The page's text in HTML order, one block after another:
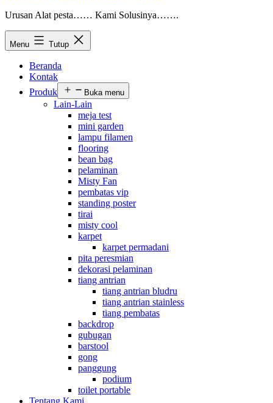
Urusan Alat pesta…… Kami Solusinya…….
Menu Tutup
Beranda
Kontak
Produk
Buka menu
Lain-Lain
meja test
mini garden
lampu filamen
flooring
bean bag
pelaminan
Misty Fan
pembatas vip
standing poster
tirai
misty cool
karpet
karpet permadani
pita peresmian
dekorasi pelaminan
tiang antrian
tiang antrian bludru
tiang antrian stainless
tiang pembatas
backdrop
gubugan
barstool
gong
panggung
podium
toilet portable
Tentang Kami